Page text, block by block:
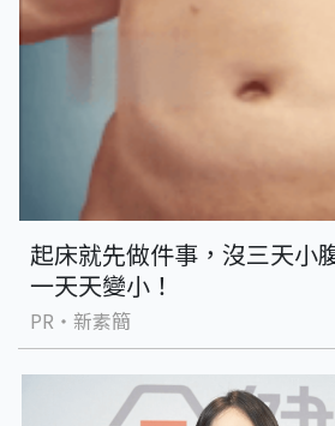
起床就先做件事，沒三天小
一天天變小！
PR・新素簡